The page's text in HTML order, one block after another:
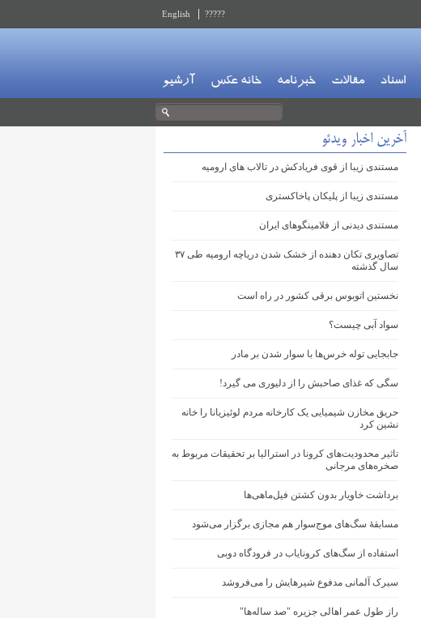
?????
English
اسناد مقالات خبرنامه خانه عکس آرشیو
آخرین اخبار ویدئو
مستندی زیبا از قوی فریادکش در تالاب های ارومیه
مستندی زیبا از پلیکان پاخاکستری
مستندی دیدنی از فلامینگوهای ایران
تصاویری تکان دهنده از خشک شدن دریاچه ارومیه طی ۳۷
سال گذشته
نخستین اتوبوس برقی کشور در راه است
سواد آبی چیست؟
جابجایی توله خرس‌ها با سوار شدن بر مادر
سگی که غذای صاحبش را از دلیوری می گیرد!
حریق مخازن شیمیایی یک کارخانه مردم لوئیزیانا را خانه
نشین کرد
تاثیر محدودیت‌های کرونا در استرالیا بر تحقیقات مربوط به
صخره‌های مرجانی
برداشت خاویار بدون کشتن فیل‌ماهی‌ها
مسابقهٔ سگ‌های موج‌سوار هم مجازی برگزار می‌شود
استفاده از سگ‌های کرونایاب در فرودگاه دوبی
سیرک آلمانی مدفوع شیرهایش را می‌فروشد
راز طول عمر اهالی جزیره "صد ساله‌ها"